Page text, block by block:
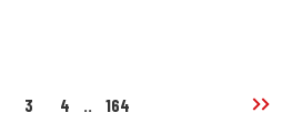
3 4 .. 164